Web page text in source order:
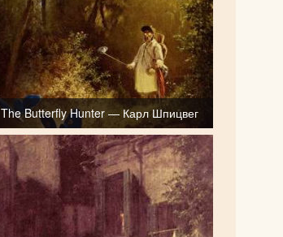
The Butterfly Hunter — Карл Шпицвег